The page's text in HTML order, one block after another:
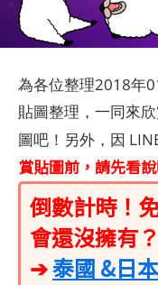
為各位整理2018年
貼圖整理，一同來
圖吧！另外，因
賞貼圖前，請先看
倒數計時！
會還沒擁有？
➔泰國 &日